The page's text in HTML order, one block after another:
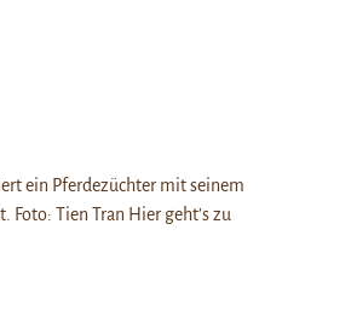
ein Pferdezüchter mit seinem
Foto: Tien Tran Hier geht’s zu